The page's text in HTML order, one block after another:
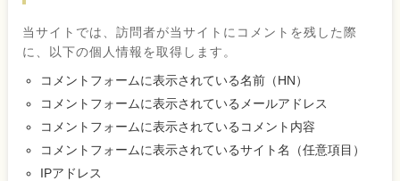
当サイトでは、訪問者が当サイトにコメントを残した際
に、以下の個人情報を取得します。
コメントフォームに表示されている名前（HN）
コメントフォームに表示されているメールアドレス
コメントフォームに表示されているコメント内容
コメントフォームに表示されているサイト名（任意項目）
IPアドレス